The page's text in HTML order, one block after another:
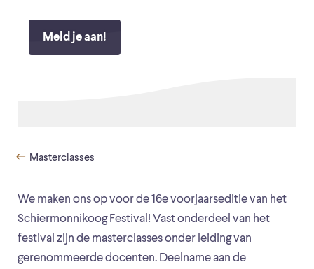
We maken ons op voor de 16e voorjaarseditie van het
Schiermonnikoog Festival! Vast onderdeel van het
festival zijn de masterclasses onder leiding van
gerenommeerde docenten. Deelname aan de
Meld je aan!
Masterclasses